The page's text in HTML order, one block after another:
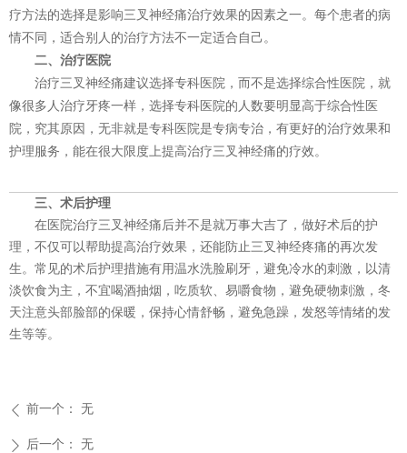
疗方法的选择是影响三叉神经痛治疗效果的因素之一。每个患者的病
情不同，适合别人的治疗方法不一定适合自己。
二、治疗医院
治疗三叉神经痛建议选择专科医院，而不是选择综合性医院，就
像很多人治疗牙疼一样，选择专科医院的人数要明显高于综合性医
院，究其原因，无非就是专科医院是专病专治，有更好的治疗效果和
护理服务，能在很大限度上提高治疗三叉神经痛的疗效。
三、术后护理
在医院治疗三叉神经痛后并不是就万事大吉了，做好术后的护
理，不仅可以帮助提高治疗效果，还能防止三叉神经疼痛的再次发
生。常见的术后护理措施有用温水洗脸刷牙，避免冷水的刺激，以清
淡饮食为主，不宜喝酒抽烟，吃质软、易嚼食物，避免硬物刺激，冬
天注意头部脸部的保暖，保持心情舒畅，避免急躁，发怒等情绪的发
生等等。
ꄴ 前一个： 无
ꄲ 后一个： 无